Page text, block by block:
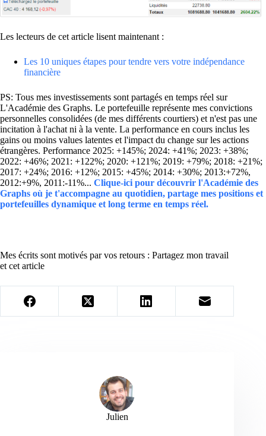
Les lecteurs de cet article lisent maintenant :
Les 10 uniques étapes pour tendre vers votre indépendance
financière
PS: Tous mes investissements sont partagés en temps réel sur
L'Académie des Graphs. Le portefeuille représente mes convictions
personnelles consolidées (de mes différents courtiers) et n'est pas une
incitation à l'achat ni à la vente. La performance en cours inclus les
gains ou moins values latentes et l'impact du change sur les actions
étrangères. Performance 2025: +145%; 2024: +41%; 2023: +38%;
2022: +46%; 2021: +122%; 2020: +121%; 2019: +79%; 2018: +21%;
2017: +24%; 2016: +12%; 2015: +45%; 2014: +30%; 2013:+72%,
2012:+9%, 2011:-11%... Clique-ici pour découvrir l'Académie des
Graphs où je t'accompagne au quotidien, partage mes positions et
portefeuilles dynamique et long terme en temps réel.
Mes écrits sont motivés par vos retours : Partagez mon travail
et cet article
Julien